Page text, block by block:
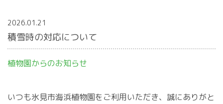
2026.01.21
積雪時の対応について
植物園からのお知らせ
いつも氷見市海浜植物園をご利用いただき、誠にありがと